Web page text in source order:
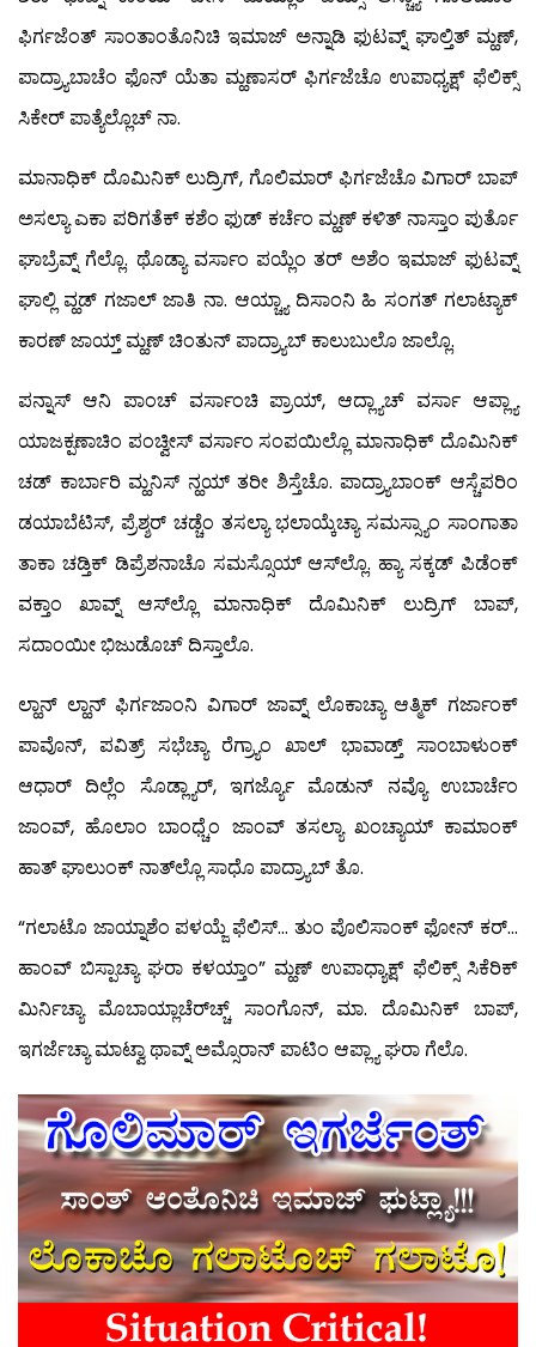
ಫಿರ್ಗಜೆಂತ್ ಸಾಂತಾಂತೊನಿಚಿ ಇಮಾಜ್ ಅನ್ನಾಡಿ ಫುಟವ್ನ್ ಘಾಲ್ತಿತ್ ಮ್ಹಣ್,
ಪಾದ್ರ್ಯಾಬಾಚೆಂ ಫೊನ್ ಯೆತಾ ಮ್ಹಣಾಸರ್ ಫಿರ್ಗಜೆಚೊ ಉಪಾಧ್ಯಕ್ಷ್ ಫೆಲಿಕ್ಸ್
ಸಿಕೇರ್ ಪಾತ್ಯೆಲ್ಲೊಚ್ ನಾ.
ಮಾನಾಧಿಕ್ ದೊಮಿನಿಕ್ ಲುದ್ರಿಗ್, ಗೊಲಿಮಾರ್ ಫಿರ್ಗಜೆಚೊ ವಿಗಾರ್ ಬಾಪ್
ಅಸಲ್ಯಾ ಎಕಾ ಪರಿಗತೆಕ್ ಕಶೆಂ ಫುಡ್ ಕರ್ಚೆಂ ಮ್ಹಣ್ ಕಳಿತ್ ನಾಸ್ತಾಂ ಪುರ್ತೊ
ಘಾಬ್ರೆವ್ನ್ ಗೆಲ್ಲೊ. ಥೊಡ್ಯಾ ವರ್ಸಾಂ ಪಯ್ಲೆಂ ತರ್ ಅಶೆಂ ಇಮಾಜ್ ಫುಟವ್ನ್
ಘಾಲ್ಲಿ ವ್ಹಡ್ ಗಜಾಲ್ ಜಾತಿ ನಾ. ಆಯ್ಚ್ಯಾ ದಿಸಾಂನಿ ಹಿ ಸಂಗತ್ ಗಲಾಟ್ಯಾಕ್
ಕಾರಣ್ ಜಾಯ್ತ್ ಮ್ಹಣ್ ಚಿಂತುನ್ ಪಾದ್ರ್ಯಾಬ್ ಕಾಲುಬುಲೊ ಜಾಲ್ಲೊ.
ಪನ್ನಾಸ್ ಆನಿ ಪಾಂಚ್ ವರ್ಸಾಂಚಿ ಪ್ರಾಯ್, ಆದ್ಲ್ಯಾಚ್ ವರ್ಸಾ ಆಪ್ಲ್ಯಾ
ಯಾಜಕ್ಪಣಾಚಿಂ ಪಂಚ್ವೀಸ್ ವರ್ಸಾಂ ಸಂಪಯಿಲ್ಲೊ ಮಾನಾಧಿಕ್ ದೊಮಿನಿಕ್
ಚಡ್ ಕಾರ್ಬಾರಿ ಮ್ಹನಿಸ್ ನ್ಹಯ್ ತರೀ ಶಿಸ್ತೆಚೊ. ಪಾದ್ರ್ಯಾಬಾಂಕ್ ಆಸ್ಚೆಪರಿಂ
ಡಯಾಬೆಟಿಸ್, ಪ್ರೆಶ್ಶರ್ ಚಡ್ಚೆಂ ತಸಲ್ಯಾ ಭಲಾಯ್ಕೆಚ್ಯಾ ಸಮಸ್ಸ್ಯಾಂ ಸಾಂಗಾತಾ
ತಾಕಾ ಚಡ್ತಿಕ್ ಡಿಪ್ರೆಶನಾಚೊ ಸಮಸ್ಸೊಯ್ ಆಸ್‍ಲ್ಲೊ. ಹ್ಯಾ ಸಕ್ಕಡ್ ಪಿಡೆಂಕ್
ವಕ್ತಾಂ ಖಾವ್ನ್ ಆಸ್‍ಲ್ಲೊ ಮಾನಾಧಿಕ್ ದೊಮಿನಿಕ್ ಲುದ್ರಿಗ್ ಬಾಪ್,
ಸದಾಂಯೀ ಭಿಜುಡೊಚ್ ದಿಸ್ತಾಲೊ.
ಲ್ಹಾನ್ ಲ್ಹಾನ್ ಫಿರ್ಗಜಾಂನಿ ವಿಗಾರ್ ಜಾವ್ನ್ ಲೊಕಾಚ್ಯಾ ಆತ್ಮಿಕ್ ಗರ್ಜಾಂಕ್
ಪಾವೊನ್, ಪವಿತ್ರ್ ಸಭೆಚ್ಯಾ ರೆಗ್ರ್ಯಾಂ ಖಾಲ್ ಭಾವಾಡ್ತ್ ಸಾಂಬಾಳುಂಕ್
ಆಧಾರ್ ದಿಲ್ಲೆಂ ಸೊಡ್ಲ್ಯಾರ್, ಇಗರ್ಜ್ಯೊ ಮೊಡುನ್ ನವ್ಯೊ ಉಬಾರ್ಚೆಂ
ಜಾಂವ್, ಹೊಲಾಂ ಬಾಂಧ್ಚೆಂ ಜಾಂವ್ ತಸಲ್ಯಾ ಖಂಚ್ಯಾಯ್ ಕಾಮಾಂಕ್
ಹಾತ್ ಘಾಲುಂಕ್ ನಾತ್‍ಲ್ಲೊ ಸಾಧೊ ಪಾದ್ರ್ಯಾಬ್ ತೊ.
“ಗಲಾಟೊ ಜಾಯ್ನಾಶೆಂ ಪಳಯ್ಜೆ ಫೆಲಿಸ್… ತುಂ ಪೊಲಿಸಾಂಕ್ ಫೋನ್ ಕರ್…
ಹಾಂವ್ ಬಿಸ್ಪಾಚ್ಯಾ ಘರಾ ಕಳಯ್ತಾಂ” ಮ್ಹಣ್ ಉಪಾಧ್ಯಾಕ್ಷ್ ಫೆಲಿಕ್ಸ್ ಸಿಕೆರಿಕ್
ಮಿರ್ನಿಚ್ಯಾ ಮೊಬಾಯ್ಲಾಚೆರ್‌ಚ್ಚ್ ಸಾಂಗೊನ್, ಮಾ. ದೊಮಿನಿಕ್ ಬಾಪ್,
ಇಗರ್ಜೆಚ್ಯಾ ಮಾಟ್ವಾ ಥಾವ್ನ್ ಅಮ್ಸೊರಾನ್ ಪಾಟಿಂ ಆಪ್ಲ್ಯಾ ಘರಾ ಗೆಲೊ.